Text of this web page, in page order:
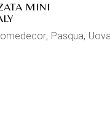
MINI
Pasqua Uova